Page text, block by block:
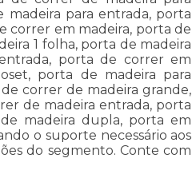
madeira para entrada, porta
correr em madeira, porta de
1 folha, porta de madeira
porta de correr em
porta de madeira para
correr de madeira grande,
de madeira entrada, porta
madeira dupla, porta em
o suporte necessário aos
do segmento. Conte com